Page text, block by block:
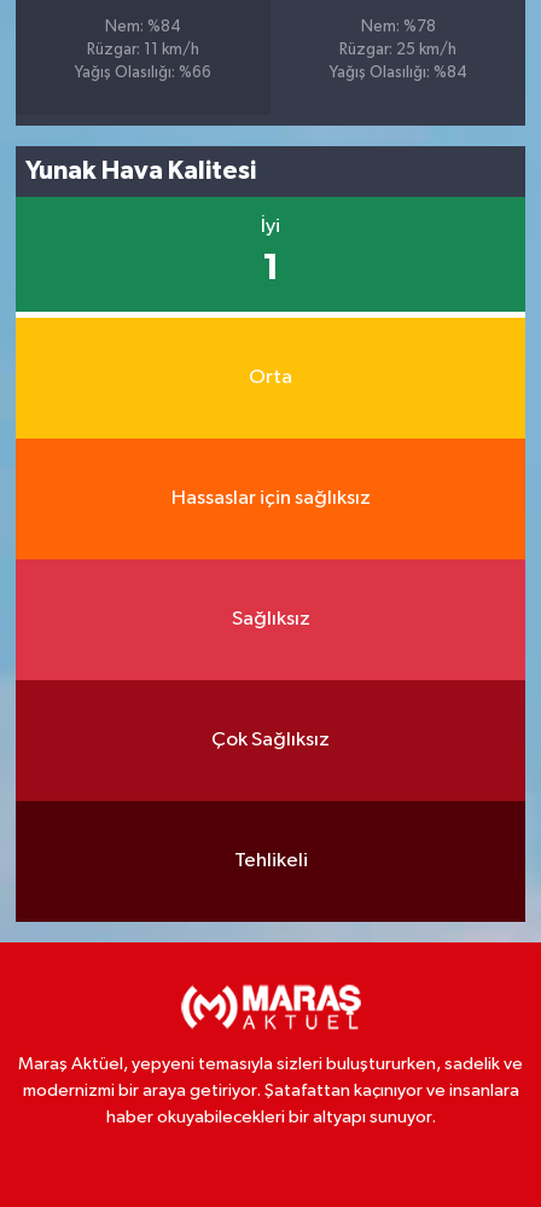
Nem: %84
Rüzgar: 11 km/h
Yağış Olasılığı: %66
Nem: %78
Rüzgar: 25 km/h
Yağış Olasılığı: %84
Yunak Hava Kalitesi
İyi
1
Orta
Hassaslar için sağlıksız
Sağlıksız
Çok Sağlıksız
Tehlikeli
Maraş Aktüel, yepyeni temasıyla sizleri buluştururken, sadelik ve
modernizmi bir araya getiriyor. Şatafattan kaçınıyor ve insanlara
haber okuyabilecekleri bir altyapı sunuyor.